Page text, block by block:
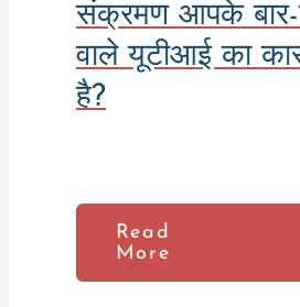
संक्रमण आपके बार-
वाले यूटीआई का
है?
Read
More